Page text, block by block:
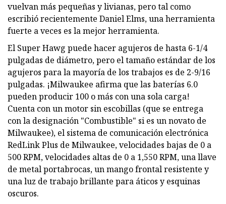
vuelvan más pequeñas y livianas, pero tal como
escribió recientemente Daniel Elms, una herramienta
fuerte a veces es la mejor herramienta.
El Super Hawg puede hacer agujeros de hasta 6-1/4
pulgadas de diámetro, pero el tamaño estándar de los
agujeros para la mayoría de los trabajos es de 2-9/16
pulgadas. ¡Milwaukee afirma que las baterías 6.0
pueden producir 100 o más con una sola carga!
Cuenta con un motor sin escobillas (que se entrega
con la designación "Combustible" si es un novato de
Milwaukee), el sistema de comunicación electrónica
RedLink Plus de Milwaukee, velocidades bajas de 0 a
500 RPM, velocidades altas de 0 a 1,550 RPM, una llave
de metal portabrocas, un mango frontal resistente y
una luz de trabajo brillante para áticos y esquinas
oscuros.